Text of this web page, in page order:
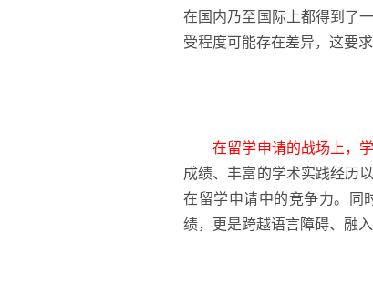
在国内乃至国际上都得到了
受程度可能存在差异，这要
在留学申请的战场上，
成绩、丰富的学术实践经历
在留学申请中的竞争力。同
绩，更是跨越语言障碍、融